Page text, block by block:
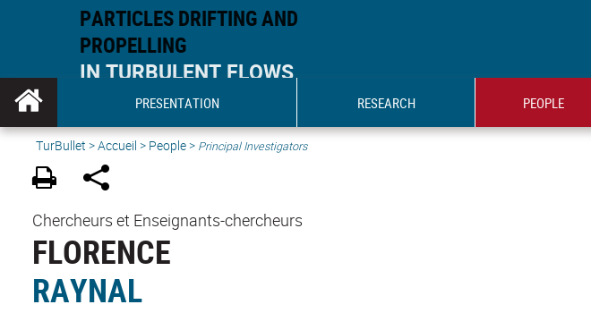
PARTICLES DRIFTING AND
PROPELLING
IN TURBULENT FLOWS
PRESENTATION RESEARCH PEOPLE
TurBullet >Accueil > People> Principal Investigators
Chercheurs et Enseignants-chercheurs
FLORENCE
RAYNAL